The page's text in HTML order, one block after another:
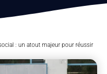
: un atout majeur pour réussir